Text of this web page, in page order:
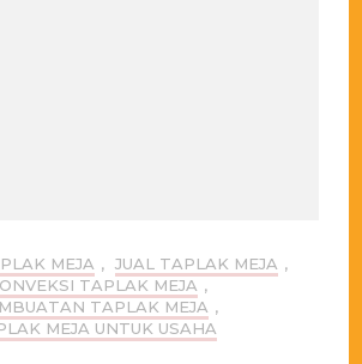
MEJA , JUAL TAPLAK MEJA ,
TAPLAK MEJA ,
TAPLAK MEJA ,
MEJA UNTUK USAHA